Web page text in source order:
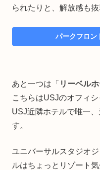
られたりと、解放感も抜
パークフロン
あと一つは「 リーベル
こちらはUSJのオフィ
USJ近隣ホテルで唯一
す。
ユニバーサルスタジオ
ルはちょっとリゾート